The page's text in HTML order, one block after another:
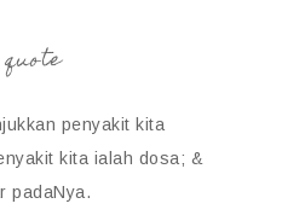
quote
penyakit kita
kita ialah dosa; &
padaNya.